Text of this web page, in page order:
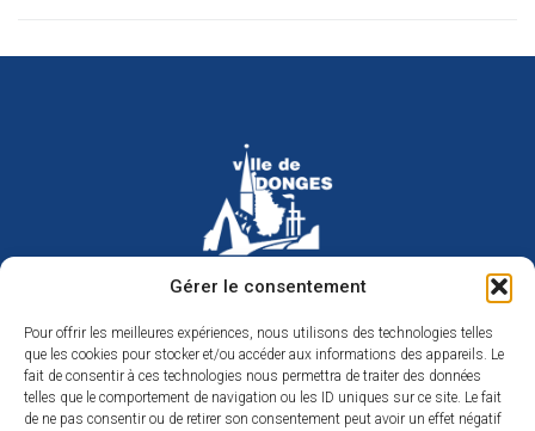
Gérer le consentement
Pour offrir les meilleures expériences, nous utilisons des technologies telles
que les cookies pour stocker et/ou accéder aux informations des appareils. Le
fait de consentir à ces technologies nous permettra de traiter des données
telles que le comportement de navigation ou les ID uniques sur ce site. Le fait
de ne pas consentir ou de retirer son consentement peut avoir un effet négatif
Hôtel de ville de Donges
Place Armand Morvan
44480 Donges
02 40 45 79 79
Nous contacter
Horaires d’ouverture
Du lundi au jeudi de 9h à 12h et de 14h à 17h